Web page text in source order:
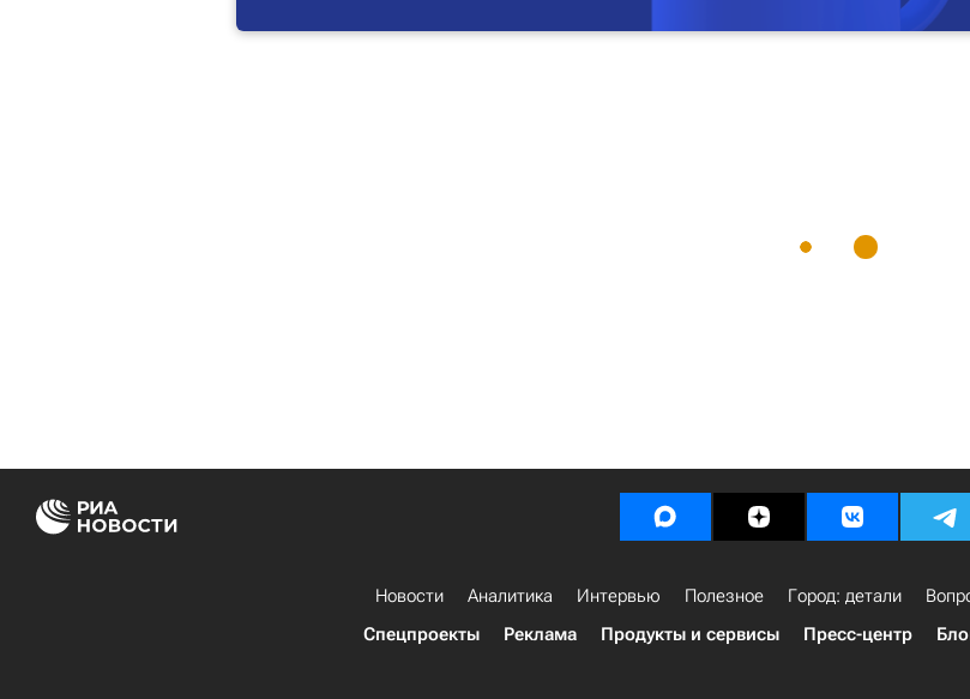
Новости Аналитика Интервью Полезное Город: детали
Спецпроекты
Реклама Продукты и сервисы Пресс-центр